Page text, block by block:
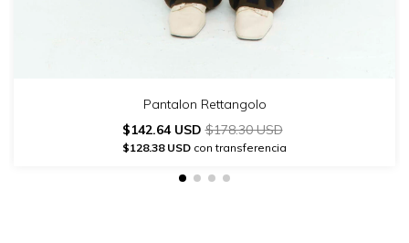
Pantalon Rettangolo
$142.64 USD$178.30 USD
$128.38 USD con transferencia